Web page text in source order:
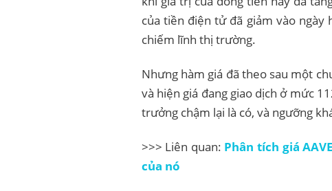
của tiền điện tử đã giảm vào
chiếm lĩnh thị trường.
Nhưng hàm giá đã theo sau một
và hiện giá đang giao dịch ở mức
trưởng chậm lại là có, và ngưỡng
>>> Liên quan: Phân tích giá
của nó